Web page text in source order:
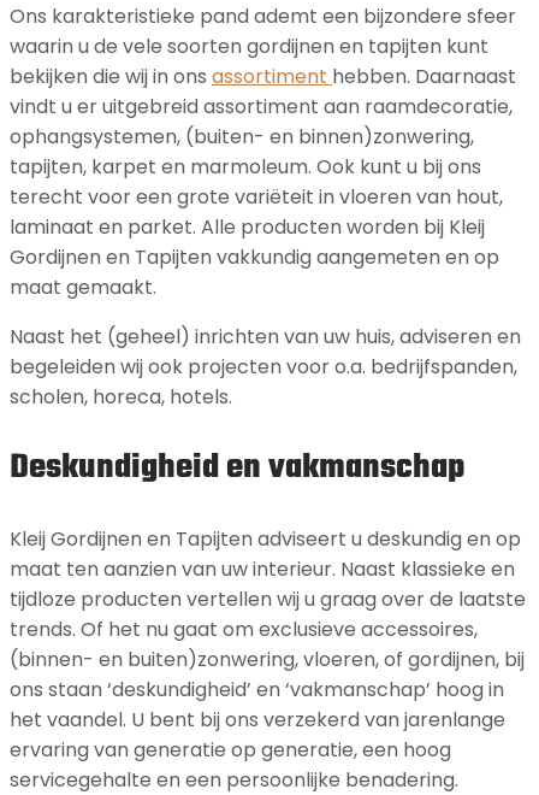
Ons karakteristieke pand ademt een bijzondere sfeer
waarin u de vele soorten gordijnen en tapijten kunt
bekijken die wij in ons assortiment hebben. Daarnaast
vindt u er uitgebreid assortiment aan raamdecoratie,
ophangsystemen, (buiten- en binnen)zonwering,
tapijten, karpet en marmoleum. Ook kunt u bij ons
terecht voor een grote variëteit in vloeren van hout,
laminaat en parket. Alle producten worden bij Kleij
Gordijnen en Tapijten vakkundig aangemeten en op
maat gemaakt.
Naast het (geheel) inrichten van uw huis, adviseren en
begeleiden wij ook projecten voor o.a. bedrijfspanden,
scholen, horeca, hotels.
Deskundigheid en vakmanschap
Kleij Gordijnen en Tapijten adviseert u deskundig en op
maat ten aanzien van uw interieur. Naast klassieke en
tijdloze producten vertellen wij u graag over de laatste
trends. Of het nu gaat om exclusieve accessoires,
(binnen- en buiten)zonwering, vloeren, of gordijnen, bij
ons staan ‘deskundigheid’ en ‘vakmanschap’ hoog in
het vaandel. U bent bij ons verzekerd van jarenlange
ervaring van generatie op generatie, een hoog
servicegehalte en een persoonlijke benadering.